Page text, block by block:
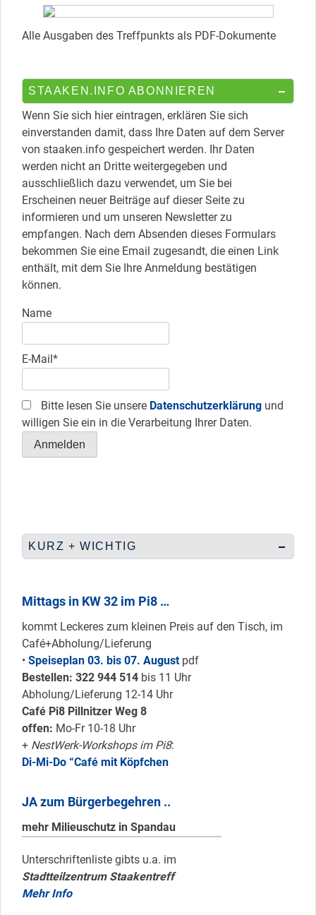
Alle Ausgaben des Treffpunkts als PDF-Dokumente
STAAKEN.INFO ABONNIEREN
Wenn Sie sich hier eintragen, erklären Sie sich
einverstanden damit, dass Ihre Daten auf dem Server
von staaken.info gespeichert werden. Ihr Daten
werden nicht an Dritte weitergegeben und
ausschließlich dazu verwendet, um Sie bei
Erscheinen neuer Beiträge auf dieser Seite zu
informieren und um unseren Newsletter zu
empfangen. Nach dem Absenden dieses Formulars
bekommen Sie eine Email zugesandt, die einen Link
enthält, mit dem Sie Ihre Anmeldung bestätigen
können.
Name
E-Mail*
Bitte lesen Sie unsere Datenschutzerklärung und
willigen Sie ein in die Verarbeitung Ihrer Daten.
KURZ + WICHTIG
Mittags in KW 32 im Pi8 …
kommt Leckeres zum kleinen Preis auf den Tisch, im
Café+Abholung/Lieferung
• Speiseplan 03. bis 07. August pdf
Bestellen: 322 944 514 bis 11 Uhr
Abholung/Lieferung 12-14 Uhr
Café Pi8 Pillnitzer Weg 8
offen: Mo-Fr 10-18 Uhr
+ NestWerk-Workshops im Pi8:
Di-Mi-Do “Café mit Köpfchen
JA zum Bürgerbegehren ..
mehr Milieuschutz in Spandau
Unterschriftenliste gibts u.a. im
Stadtteilzentrum Staakentreff
Mehr Info